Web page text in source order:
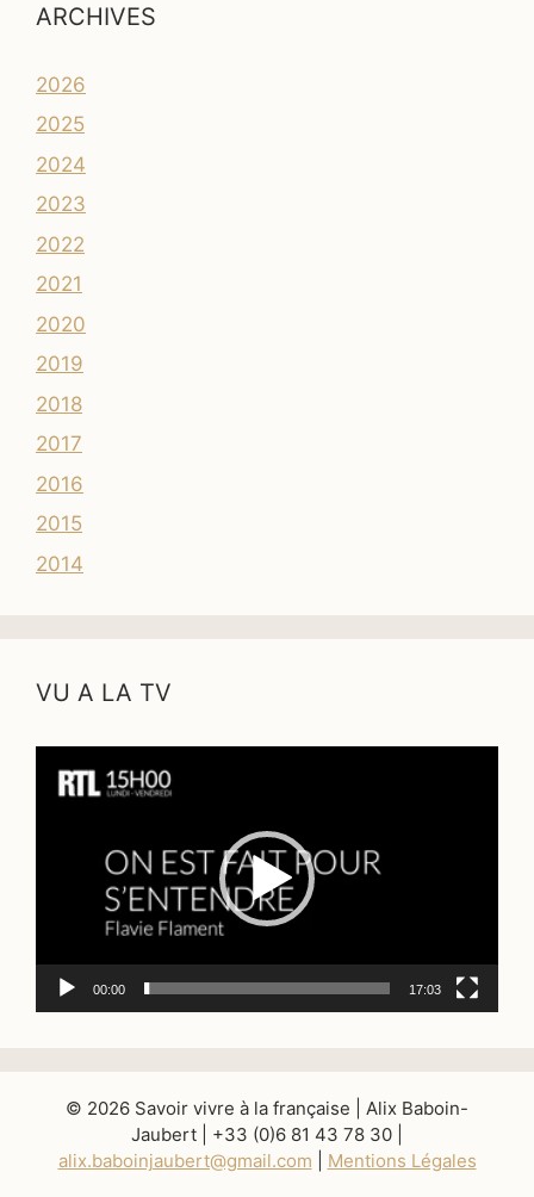
ARCHIVES
2026
2025
2024
2023
2022
2021
2020
2019
2018
2017
2016
2015
2014
VU A LA TV
vidéo
00:00 17:03
© 2026 Savoir vivre à la française | Alix Baboin-
Jaubert | +33 (0)6 81 43 78 30 |
alix.baboinjaubert@gmail.com
Mentions Légales